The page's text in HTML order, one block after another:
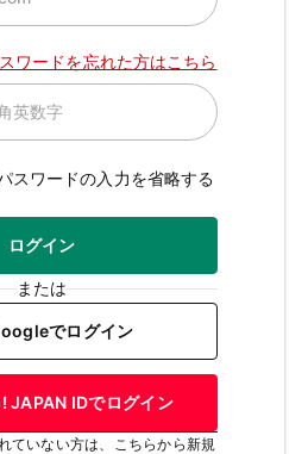
ワードを忘れた方はこちら
スワードの入力を省略する
ログイン
または
でログイン
JAPAN IDでログイン
ていない方は、こちらから新規